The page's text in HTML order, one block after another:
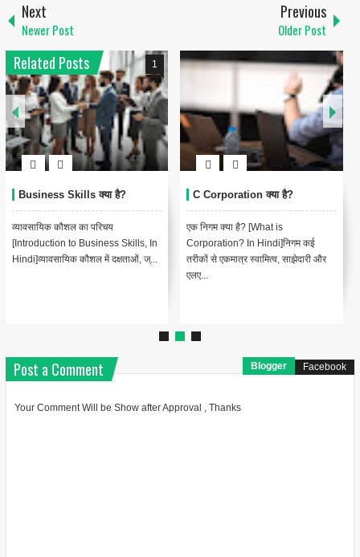
Next
Newer Post
Previous
Older Post
Related Posts 1
Business Skills क्या है?
व्यावसायिक कौशल का परिचय
[Introduction to Business Skills, In
Hindi]व्यावसायिक कौशल में दक्षताओं, ज्...
C Corporation क्या है?
एक निगम क्या है? [What is
Corporation? In Hindi]निगम कई
तरीकों से एकमात्र स्वामित्व, साझेदारी और
एलए...
Post a Comment Blogger Facebook
Your Comment Will be Show after Approval , Thanks